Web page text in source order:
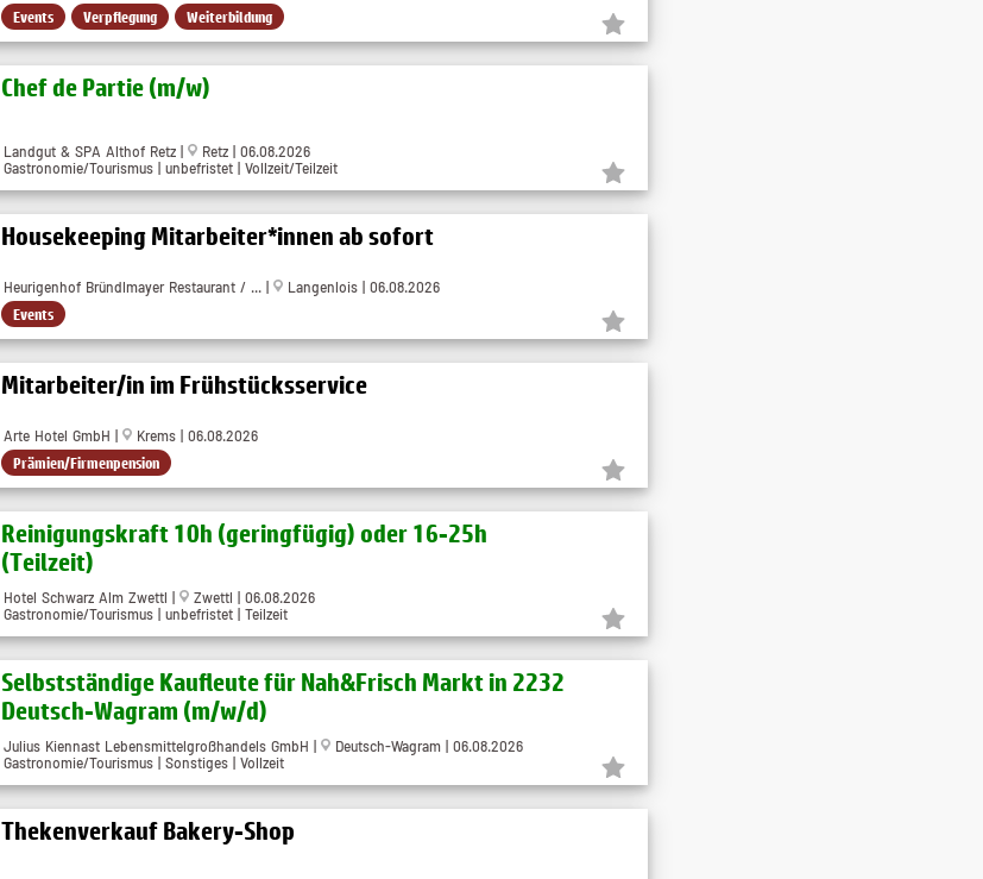
Events Verpflegung Weiterbildung
Chef de Partie (m/w)
Landgut & SPA Althof Retz |
Retz | 06.08.2026
Gastronomie/Tourismus | unbefristet | Vollzeit/Teilzeit
Housekeeping Mitarbeiter*innen ab sofort
Heurigenhof Bründlmayer Restaurant / ... | Langenlois | 06.08.2026
Events
Mitarbeiter/in im Frühstücksservice
Arte Hotel GmbH | Krems | 06.08.2026
Prämien/Firmenpension
Reinigungskraft 10h (geringfügig) oder 16-25h
(Teilzeit)
Hotel Schwarz Alm Zwettl |
Zwettl | 06.08.2026
Gastronomie/Tourismus | unbefristet | Teilzeit
Selbstständige Kaufleute für Nah&Frisch Markt in 2232
Deutsch-Wagram (m/w/d)
Julius Kiennast Lebensmittelgroßhandels GmbH |
Deutsch-Wagram | 06.08.2026
Gastronomie/Tourismus | Sonstiges | Vollzeit
Thekenverkauf Bakery-Shop